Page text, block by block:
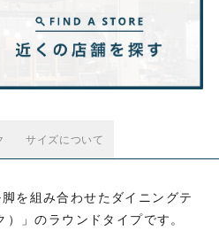
サイズについて
を組み合わせたダイニングテ
」のラウンドタイプです。